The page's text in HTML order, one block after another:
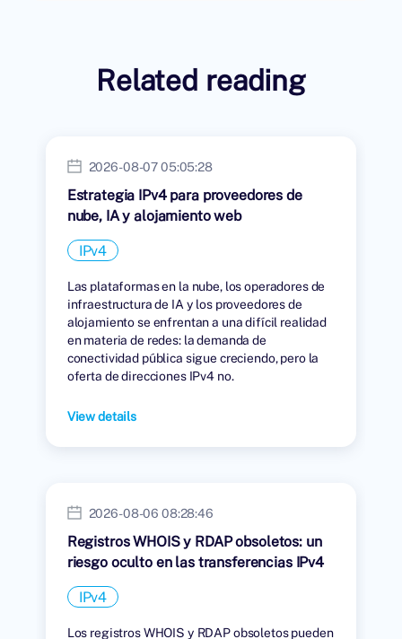
Related reading
2026-08-07 05:05:28
Estrategia IPv4 para proveedores de
nube, IA y alojamiento web
IPv4
Las plataformas en la nube, los operadores de
infraestructura de IA y los proveedores de
alojamiento se enfrentan a una difícil realidad
en materia de redes: la demanda de
conectividad pública sigue creciendo, pero la
oferta de direcciones IPv4 no.
View details
2026-08-06 08:28:46
Registros WHOIS y RDAP obsoletos: un
riesgo oculto en las transferencias IPv4
IPv4
Los registros WHOIS y RDAP obsoletos pueden